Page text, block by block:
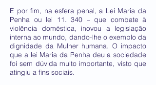
E por fim, na esfera penal, a Lei Maria da
Penha ou lei 11. 340 – que combate à
violência doméstica, inovou a legislação
interna ao mundo, dando-lhe o exemplo da
dignidade da Mulher humana. O impacto
que a lei Maria da Penha deu a sociedade
foi sem dúvida muito importante, visto que
atingiu a fins sociais.